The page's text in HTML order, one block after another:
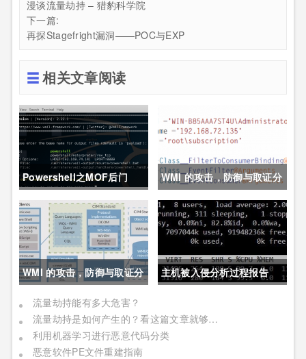
漫谈流量劫持 – 猎豹科学院
下一篇:
再探Stagefright漏洞——POC与EXP
相关文章阅读
Powershell之MOF后门
WMI 的攻击，防御与取证分
析技术之防御篇
WMI 的攻击，防御与取证分
析技术之攻击篇
主机被入侵分析过程报告
流量劫持能有多大危害？
流量劫持是如何产生的？看这篇文章就够了！
利用机器学习进行恶意代码分类
恶意软件PE文件重建指南